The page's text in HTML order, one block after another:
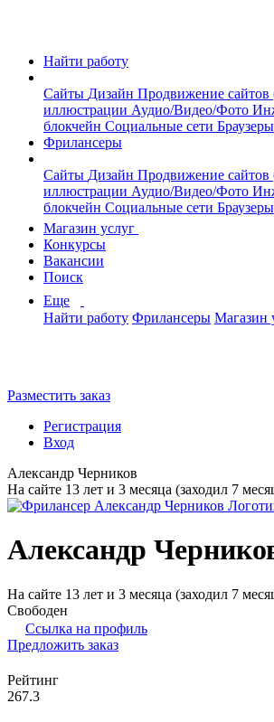
Найти работу
Сайты Дизайн Продвижение сайтов
иллюстрации Аудио/Видео/Фото
блокчейн Социальные сети Браузеры
Фрилансеры
Сайты Дизайн Продвижение сайтов
иллюстрации Аудио/Видео/Фото
блокчейн Социальные сети Браузеры
Магазин услуг
Конкурсы
Вакансии
Поиск
Еще
Найти работу Фрилансеры Магазин
Разместить заказ
Регистрация
Вход
Александр Черников
На сайте 13 лет и 3 месяца (заходил 7
Александр
На сайте 13 лет и 3 месяца (заходил 7
Свободен
Ссылка на профиль
Предложить заказ
Рейтинг
267.3